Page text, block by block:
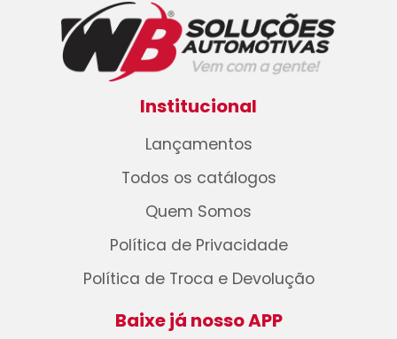
Institucional
Lançamentos
Todos os catálogos
Quem Somos
Política de Privacidade
Política de Troca e Devolução
Baixe já nosso APP